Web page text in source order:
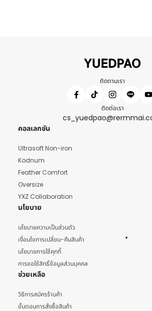
ติดตามเรา
ติดต่อเรา
คอลเลกชัน
Ultrasoft Non-iron
Kodnum
Feather Comfort
Oversize
YXZ Collaboration
นโยบาย
นโยบายความเป็นส่วนตัว
เงื่อนไขการเปลี่ยน-คืนสินค้า
นโยบายการใช้คุกกี้
การขอใช้สิทธิ์ข้อมูลส่วนบุคคล
ช่วยเหลือ
วิธีการสมัครร้านค้า
ขั้นตอนการสั่งซื้อสินค้า